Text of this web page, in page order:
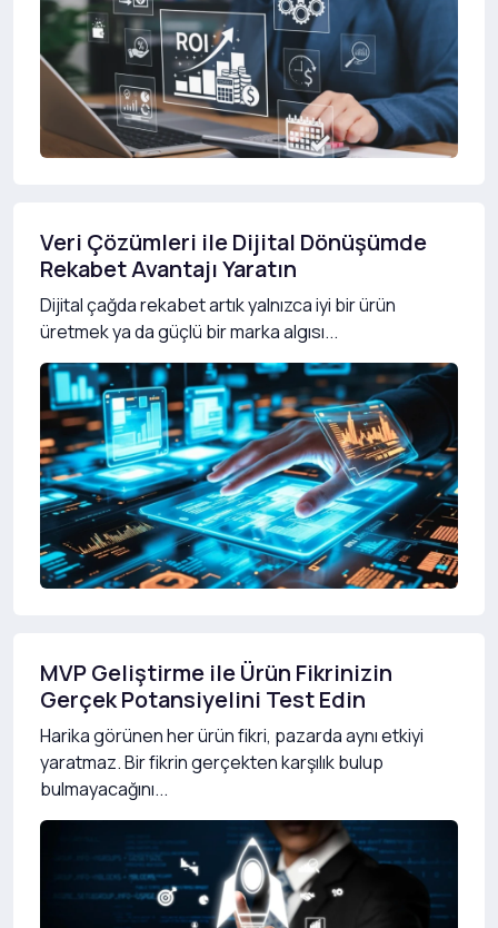
Veri Çözümleri ile Dijital Dönüşümde
Rekabet Avantajı Yaratın
Dijital çağda rekabet artık yalnızca iyi bir ürün
üretmek ya da güçlü bir marka algısı...
MVP Geliştirme ile Ürün Fikrinizin
Gerçek Potansiyelini Test Edin
Harika görünen her ürün fikri, pazarda aynı etkiyi
yaratmaz. Bir fikrin gerçekten karşılık bulup
bulmayacağını...